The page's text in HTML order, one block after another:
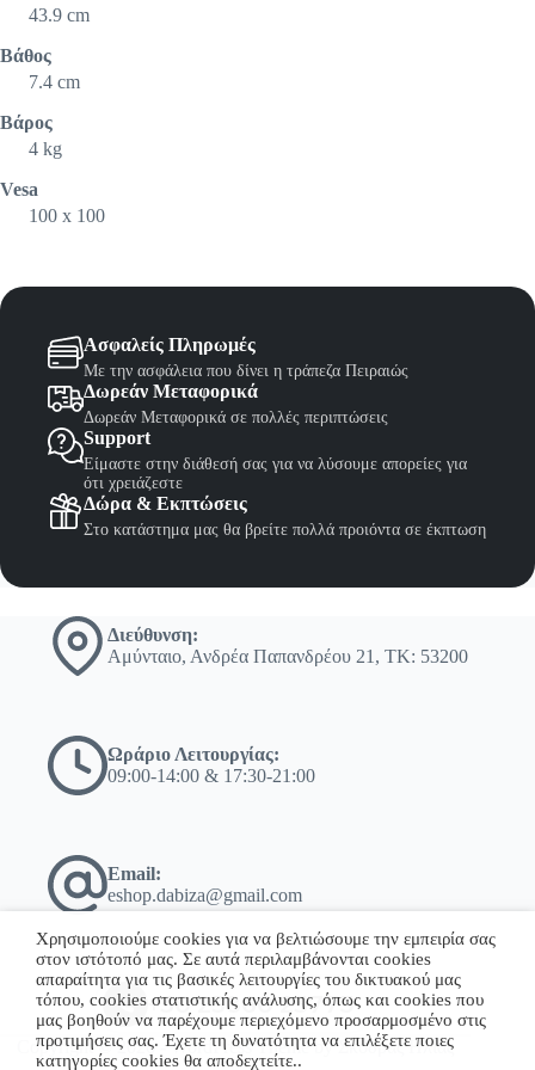
43.9 cm
Βάθος
7.4 cm
Βάρος
4 kg
Vesa
100 x 100
Ασφαλείς Πληρωμές
Με την ασφάλεια που δίνει η τράπεζα Πειραιώς
Δωρεάν Μεταφορικά
Δωρεάν Μεταφορικά σε πολλές περιπτώσεις
Support
Είμαστε στην διάθεσή σας για να λύσουμε απορείες για
ότι χρειάζεστε
Δώρα & Εκπτώσεις
Στο κατάστημα μας θα βρείτε πολλά προιόντα σε έκπτωση
Διεύθυνση:
Αμύνταιο, Ανδρέα Παπανδρέου 21, ΤΚ: 53200
Ωράριο Λειτουργίας:
09:00-14:00 & 17:30-21:00
Email:
eshop.dabiza@gmail.com
+30 23860 23775
Copyright © 2026 - WordPress Theme by Σκόδρας Ηλίας
Χρησιμοποιούμε cookies για να βελτιώσουμε την εμπειρία σας
στον ιστότοπό μας. Σε αυτά περιλαμβάνονται cookies
απαραίτητα για τις βασικές λειτουργίες του δικτυακού μας
τόπου, cookies στατιστικής ανάλυσης, όπως και cookies που
μας βοηθούν να παρέχουμε περιεχόμενο προσαρμοσμένο στις
προτιμήσεις σας. Έχετε τη δυνατότητα να επιλέξετε ποιες
κατηγορίες cookies θα αποδεχτείτε..